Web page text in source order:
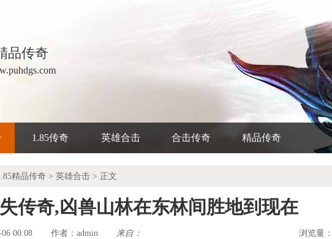
品传奇
1.85传奇 英雄合击 合击传奇 精品传奇
精品传奇 > 英雄合击 > 正文
传奇,凶兽山林在东林间胜地到现在
00:08 作者： admin 来自： 浏览量：